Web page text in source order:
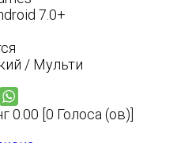
7.0+
/ Мульти
0.00 [0 Голоса (ов)]